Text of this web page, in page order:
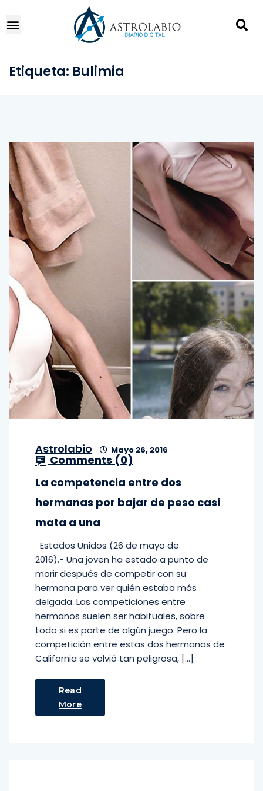
Etiqueta: Bulimia
Astrolabio Mayo 26, 2016
Comments (0)
La competencia entre dos
hermanas por bajar de peso casi
mata a una
Estados Unidos (26 de mayo de
2016).- Una joven ha estado a punto de
morir después de competir con su
hermana para ver quién estaba más
delgada. Las competiciones entre
hermanos suelen ser habituales, sobre
todo si es parte de algún juego. Pero la
competición entre estas dos hermanas de
California se volvió tan peligrosa, […]
Read
More